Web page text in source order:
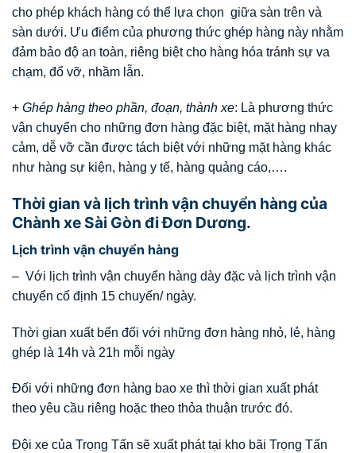
cho phép khách hàng có thể lựa chọn giữa sàn trên và
sàn dưới. Ưu điểm của phương thức ghép hàng này nhằm
đảm bảo độ an toàn, riêng biệt cho hàng hóa tránh sự va
chạm, đổ vỡ, nhầm lẫn.
+ Ghép hàng theo phần, đoạn, thành xe: Là phương thức
vận chuyển cho những đơn hàng đặc biệt, mặt hàng nhạy
cảm, dễ vỡ cần được tách biệt với những mặt hàng khác
như hàng sự kiện, hàng y tế, hàng quảng cáo,….
Thời gian và lịch trình vận chuyển hàng của
Chành xe Sài Gòn đi Đơn Dương.
Lịch trình vận chuyển hàng
– Với lịch trình vận chuyển hàng dày đặc và lịch trình vận
chuyển cố định 15 chuyến/ ngày.
Thời gian xuất bến đối với những đơn hàng nhỏ, lẻ, hàng
ghép là 14h và 21h mỗi ngày
Đối với những đơn hàng bao xe thì thời gian xuất phát
theo yêu cầu riêng hoặc theo thỏa thuận trước đó.
Đội xe của Trọng Tấn sẽ xuất phát tại kho bãi Trọng Tấn